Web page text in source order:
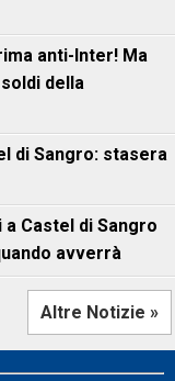
anti-Inter! Ma
della
di Sangro: stasera
Castel di Sangro
avverrà
Altre Notizie »